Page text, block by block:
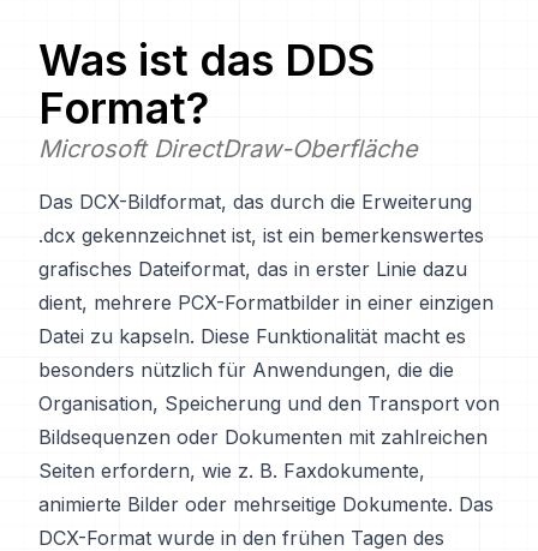
Was ist das DDS
Format?
Microsoft DirectDraw-Oberfläche
Das DCX-Bildformat, das durch die Erweiterung
.dcx gekennzeichnet ist, ist ein bemerkenswertes
grafisches Dateiformat, das in erster Linie dazu
dient, mehrere PCX-Formatbilder in einer einzigen
Datei zu kapseln. Diese Funktionalität macht es
besonders nützlich für Anwendungen, die die
Organisation, Speicherung und den Transport von
Bildsequenzen oder Dokumenten mit zahlreichen
Seiten erfordern, wie z. B. Faxdokumente,
animierte Bilder oder mehrseitige Dokumente. Das
DCX-Format wurde in den frühen Tagen des